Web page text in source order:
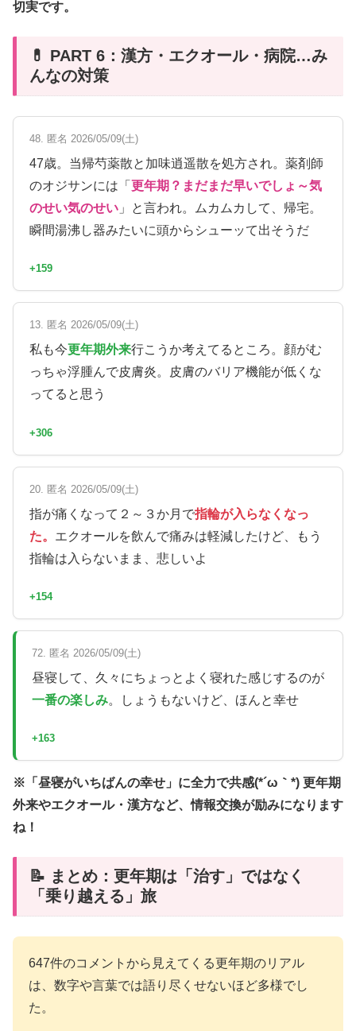
切実です。
💊 PART 6：漢方・エクオール・病院…み
んなの対策
48. 匿名 2026/05/09(土)
47歳。当帰芍薬散と加味逍遥散を処方され。薬剤師
のオジサンには「 更年期？まだまだ早いでしょ～気
のせい気のせい 」と言われ。ムカムカして、帰宅。
瞬間湯沸し器みたいに頭からシューッて出そうだ
+159
13. 匿名 2026/05/09(土)
私も今更年期外来行こうか考えてるところ。顔がむ
っちゃ浮腫んで皮膚炎。皮膚のバリア機能が低くな
ってると思う
+306
20. 匿名 2026/05/09(土)
指が痛くなって２～３か月で指輪が入らなくなっ
た。 エクオールを飲んで痛みは軽減したけど、もう
指輪は入らないまま、悲しいよ
+154
72. 匿名 2026/05/09(土)
昼寝して、久々にちょっとよく寝れた感じするのが
一番の楽しみ。しょうもないけど、ほんと幸せ
+163
※「昼寝がいちばんの幸せ」に全力で共感(*´ω｀*) 更年期
外来やエクオール・漢方など、情報交換が励みになります
ね！
📝 まとめ：更年期は「治す」ではなく
「乗り越える」旅
647件のコメントから見えてくる更年期のリアル
は、数字や言葉では語り尽くせないほど多様でし
た。